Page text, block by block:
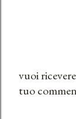
P
vuoi
tuo